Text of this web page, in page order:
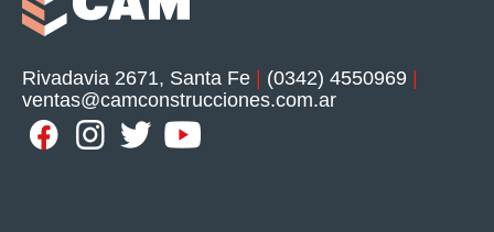
Rivadavia 2671, Santa Fe | (0342) 4550969 |
ventas@camconstrucciones.com.ar